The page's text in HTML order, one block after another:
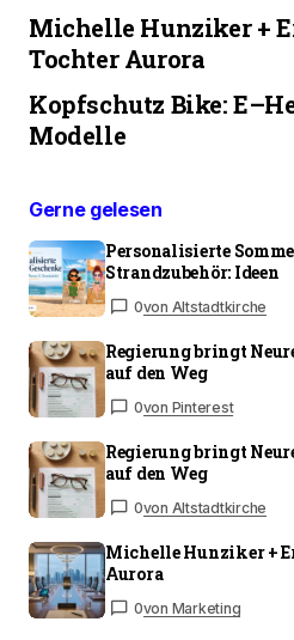
Michelle Hunziker +
Tochter Aurora
Kopfschutz Bike:
Modelle
Gerne gelesen
Personalisierte
Strandzubehör: Ideen
0von Altstadtkirche
Regierung bringt
auf den Weg
0von Pinterest
Regierung bringt
auf den Weg
0von Altstadtkirche
Michelle Hunziker +
Aurora
0von Marketing